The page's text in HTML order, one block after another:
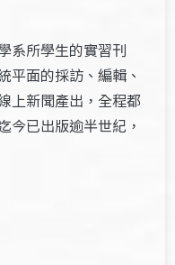
系所學生的實習刊
平面的採訪、編輯、
上新聞產出，全程都
今已出版逾半世紀，